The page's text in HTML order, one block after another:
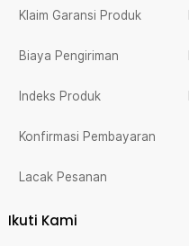
Klaim Garansi Produk
Biaya Pengiriman
Indeks Produk
Konfirmasi Pembayaran
Lacak Pesanan
Ikuti Kami